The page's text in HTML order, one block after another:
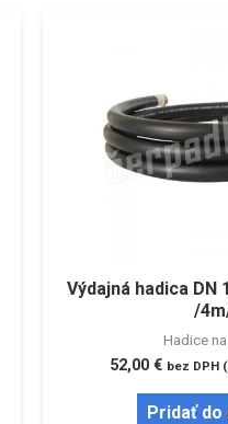
Výdajná hadica DN
/
Hadice
52,00 € bez DPH (
Pridať do